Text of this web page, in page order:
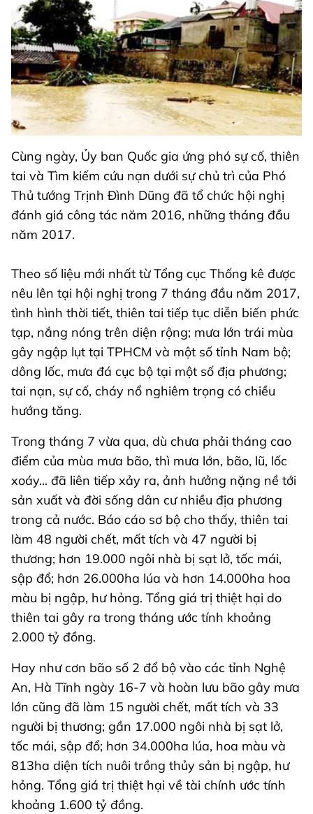
Cùng ngày, Ủy ban Quốc gia ứng phó sự cố, thiên
tai và Tìm kiếm cứu nạn dưới sự chủ trì của Phó
Thủ tướng Trịnh Đình Dũng đã tổ chức hội nghị
đánh giá công tác năm 2016, những tháng đầu
năm 2017.
Theo số liệu mới nhất từ Tổng cục Thống kê được
nêu lên tại hội nghị trong 7 tháng đầu năm 2017,
tình hình thời tiết, thiên tai tiếp tục diễn biến phức
tạp, nắng nóng trên diện rộng; mưa lớn trái mùa
gây ngập lụt tại TPHCM và một số tỉnh Nam bộ;
dông lốc, mưa đá cục bộ tại một số địa phương;
tai nạn, sự cố, cháy nổ nghiêm trọng có chiều
hướng tăng.
Trong tháng 7 vừa qua, dù chưa phải tháng cao
điểm của mùa mưa bão, thì mưa lớn, bão, lũ, lốc
xoáy... đã liên tiếp xảy ra, ảnh hưởng nặng nề tới
sản xuất và đời sống dân cư nhiều địa phương
trong cả nước. Báo cáo sơ bộ cho thấy, thiên tai
làm 48 người chết, mất tích và 47 người bị
thương; hơn 19.000 ngôi nhà bị sạt lở, tốc mái,
sập đổ; hơn 26.000ha lúa và hơn 14.000ha hoa
màu bị ngập, hư hỏng. Tổng giá trị thiệt hại do
thiên tai gây ra trong tháng ước tính khoảng
2.000 tỷ đồng.
Hay như cơn bão số 2 đổ bộ vào các tỉnh Nghệ
An, Hà Tĩnh ngày 16-7 và hoàn lưu bão gây mưa
lớn cũng đã làm 15 người chết, mất tích và 33
người bị thương; gần 17.000 ngôi nhà bị sạt lở,
tốc mái, sập đổ; hơn 34.000ha lúa, hoa màu và
813ha diện tích nuôi trồng thủy sản bị ngập, hư
hỏng. Tổng giá trị thiệt hại về tài chính ước tính
khoảng 1.600 tỷ đồng.